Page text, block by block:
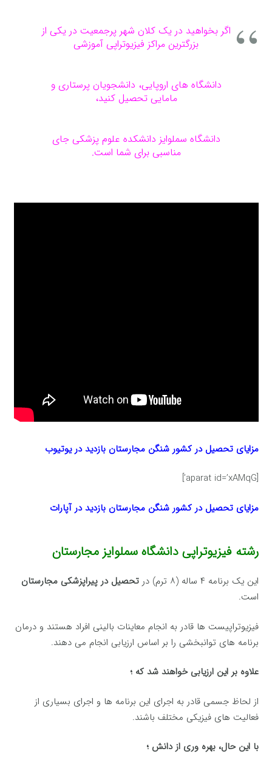
اگر بخواهید در یک کلان شهر پرجمعیت در یکی از
بزرگترین مراکز فیزیوتراپی آموزشی
دانشگاه های اروپایی، دانشجویان پرستاری و
مامایی تحصیل کنید،
دانشگاه سملوایز دانشکده علوم پزشکی جای
مناسبی برای شما است.
مزایای تحصیل در کشور شنگن مجارستان بازدید در یوتیوب
[aparat id=’xAMqG’]
مزایای تحصیل در کشور شنگن مجارستان بازدید در آپارات
رشته فیزیوتراپی دانشگاه سملوایز مجارستان
این یک برنامه ۴ ساله (۸ ترم) در
تحصیل در پیراپزشکی مجارستان
است.
فیزیوتراپیست ها قادر به انجام معاینات بالینی افراد هستند و درمان
برنامه های توانبخشی را بر اساس ارزیابی انجام می دهند.
علاوه بر این ارزیابی خواهند شد که ؛
از لحاظ جسمی قادر به اجرای این برنامه ها و اجرای بسیاری از
فعالیت های فیزیکی مختلف باشند.
با این حال، بهره وری از دانش ؛